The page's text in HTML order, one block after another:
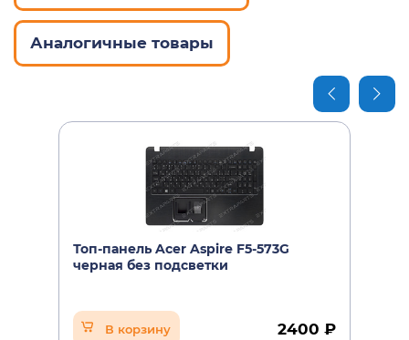
Аналогичные товары
Топ-панель Acer Aspire F5-573G
черная без подсветки
В корзину 2400 ₽